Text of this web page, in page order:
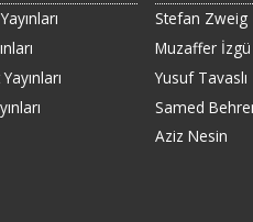
Stefan Zweig
Muzaffer İzgü
Yusuf Tavaslı
Samed
Aziz Nesin